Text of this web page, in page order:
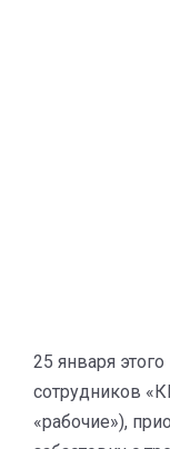
25 января
сотрудников
«рабочие»),